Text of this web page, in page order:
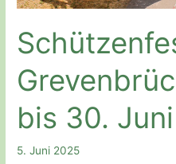
bis 30.
5. Juni 2025